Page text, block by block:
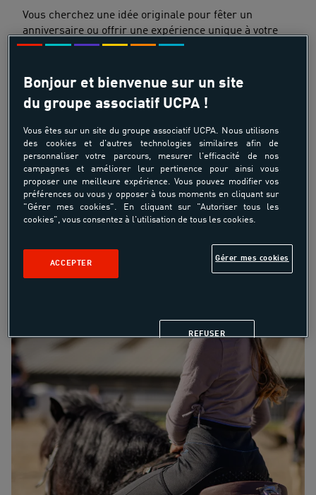
Vous cherchez une idée originale pour fêter un
anniversaire ou offrir une expérience unique à votre
enfant ?
Lecentre équestre de Bry-sur-Marnevous propose des
activités ludiques et immersives autour du poney et du
cheval.
De l'initiation aux premières sensations équestres,
chaque événement est conçu pour allier plaisir et
découverte.
Bonjour et bienvenue sur un site
du groupe associatif UCPA !
Vous êtes sur un site du groupe associatif UCPA. Nous utilisons
des cookies et d'autres technologies similaires afin de
personnaliser votre parcours, mesurer l'efficacité de nos
campagnes et améliorer leur pertinence pour ainsi vous
proposer une meilleure expérience. Vous pouvez modifier vos
préférences ou vous y opposer à tous moments en cliquant sur
"Gérer mes cookies". En cliquant sur "Autoriser tous les
cookies", vous consentez à l'utilisation de tous les cookies.
Gérer mes cookies
REFUSER
ACCEPTER